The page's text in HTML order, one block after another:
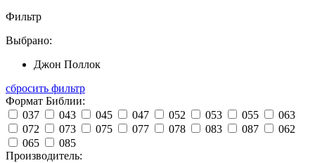
Фильтр
Выбрано:
Джон Поллок
сбросить фильтр
Формат Библии:
037
043 045 047 052 053 055
063
072
073 075 077 078 083 087
062
065
085
Производитель: